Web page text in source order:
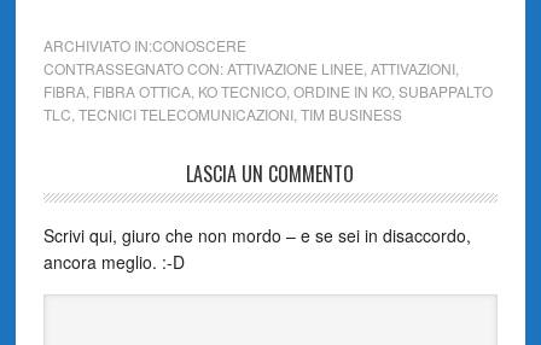
ARCHIVIATO IN:CONOSCERE
CONTRASSEGNATO CON:ATTIVAZIONE LINEE ATTIVAZIONI,
FIBRA, FIBRA OTTICA, KO TECNICO, ORDINE IN KO, SUBAPPALTO
TLC TECNICI TELECOMUNICAZIONI, TIM BUSINESS
LASCIA UN COMMENTO
Scrivi qui, giuro che non mordo – e se sei in disaccordo,
ancora meglio. :-D